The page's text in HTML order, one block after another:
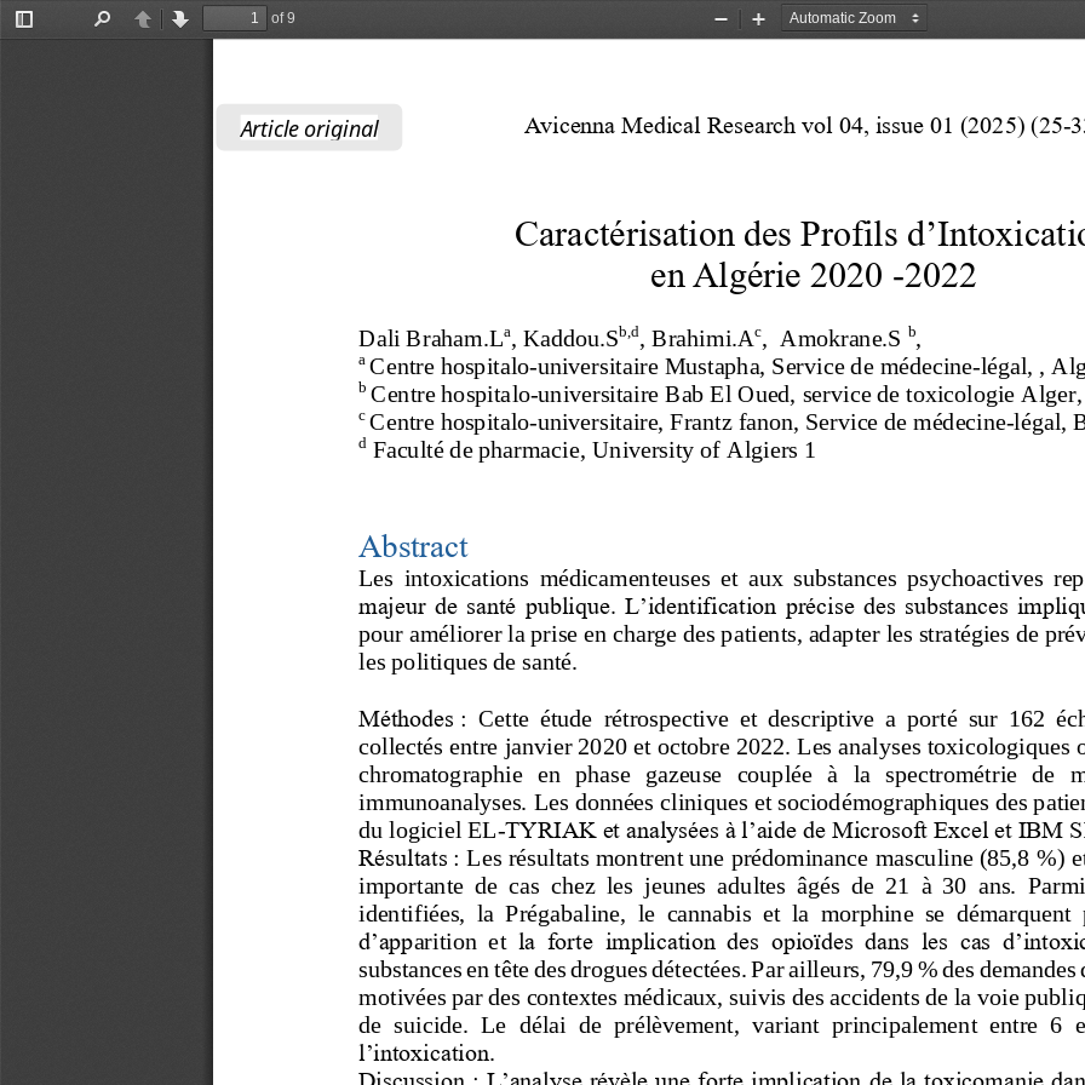
Toggle
PreviousNext
of 9
Zoom
Zoom
Avicenna Medical Research vol 04, issue 01 (2025) (25-
Article original
Caractérisation des Profils
en Algérie 2020 -2022
Dali Braham .La, Kaddou .Sb,d , Brahimi .Ac ,  Amokrane.S b
a Centre hospitalo-universitaire Mustapha Service de médecine-légal Alg
b Centre hospitalo-universitaire Bab El Oued service de toxicologie Alger,
c Centre hospitalo-universitaire, Frantz fanon , Service de médecine-légal ,
d Faculté de pharmacie, University of Algiers 1
Abstract
Les intoxications  médicamenteuses  et  aux  substances  psychoactives
majeur de santé publique. L’identification précise des substances
pour améliorer la prise en charge des patients, adapter les stratégies de
les politiques de santé.
Méthodes : Cette  étude  rétrospective  et  descriptive  a  porté  sur  162
collectés entre janvier 2020 et octobre 2022. Les analyses toxicologiques
chromatographie  en  phase gazeuse  couplée  à  la  spectrométrie  de
immunoanalyses. Les données cliniques et sociodémographiques des
du logiciel EL-TYRIAK et analysées à l’aide de Microsoft Excel et IBM
Résultats : Les résultats montrent une prédominance masculine (85,8 %)
importante  de  cas  chez  les  jeunes  adultes  âgés  de  21  à  30  ans.
identifiées,  la  Prégabaline ,  le  cannabis  et la  morphine  se  démarquent
d’apparition et la  forte  implication  des  opioïdes  dans  les  cas
substances en tête des drogues détectées . Par ailleurs, 79,9 % des demandes
motivées par des contextes médicaux, suivis des accidents de la voie publ
de  suicide.  Le  délai  de  prélèvement,  variant  principalement  entre  6
l’intoxication
Discussion : L’analyse révèle une forte implication de la toxicomanie